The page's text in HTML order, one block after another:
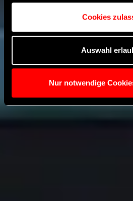
Cookies
Auswahl
Nur notwendige